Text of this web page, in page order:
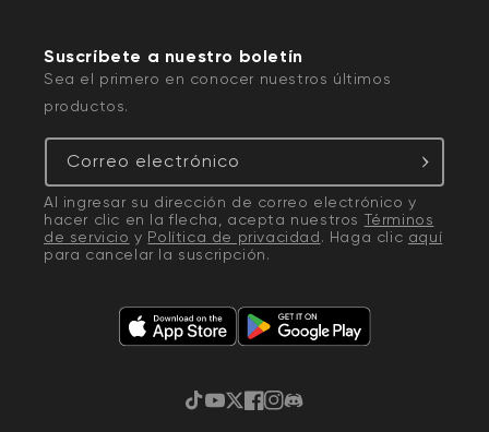
Suscríbete a nuestro boletín
Sea el primero en conocer nuestros últimos
productos.
Correo electrónico
Al ingresar su dirección de correo electrónico y
hacer clic en la flecha, acepta nuestros Términos
de servicio y Política de privacidad. Haga clic aquí
para cancelar la suscripción.
TikTok
YouTube
Twitter
Facebook
Instagram
Discordia